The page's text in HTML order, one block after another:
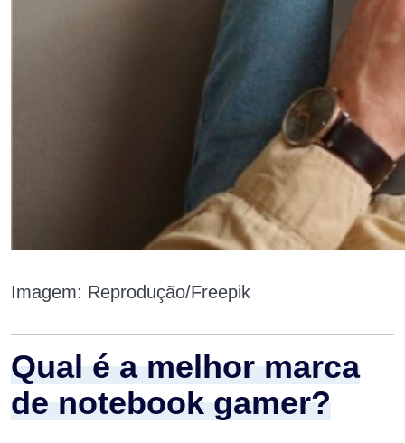
Imagem: Reprodução/Freepik
Qual é a melhor marca
de notebook gamer?